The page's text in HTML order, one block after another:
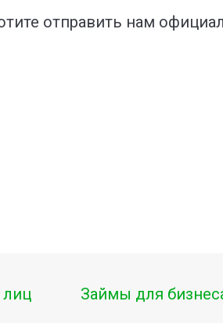
отправить нам
Займы для